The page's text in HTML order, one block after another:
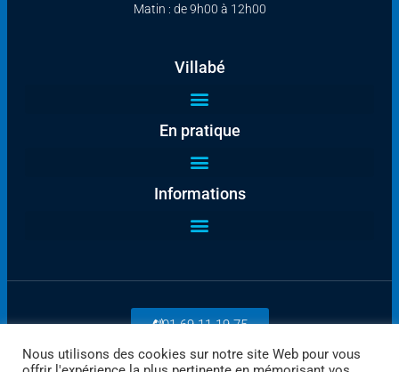
Matin : de 9h00 à 12h00
Villabé
En pratique
Informations
01 69 11 19 75
Nous utilisons des cookies sur notre site Web pour vous